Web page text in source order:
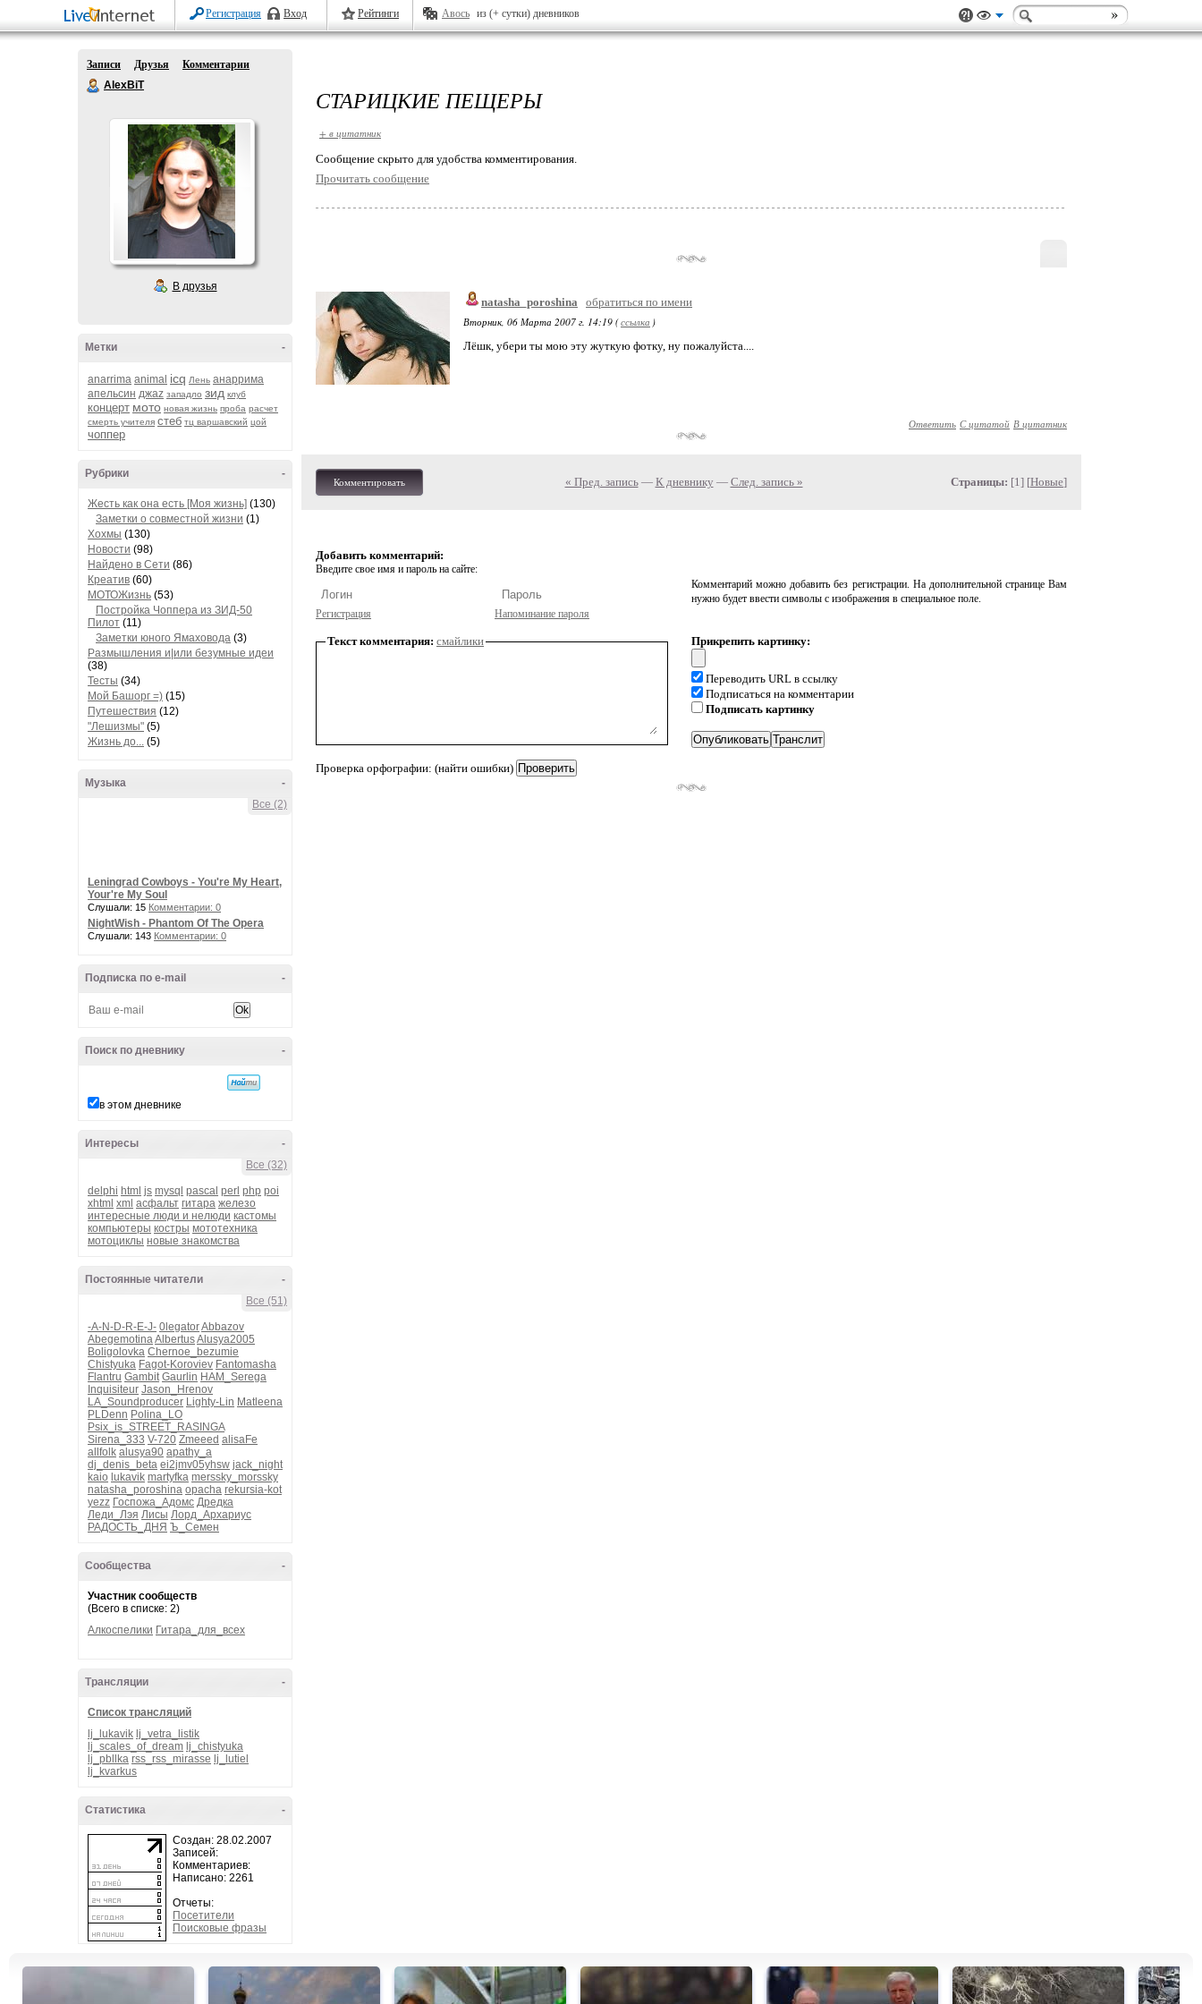
Регистрация Вход Рейтинги Авось из (+ сутки) дневников
Записи Друзья
Комментарии
AlexBiT
В друзья
-
Метки
anarrima animal icq Лень анаррима
апельсин джаz западло зид клуб
концерт мото новая жизнь проба расчет
смерть учителя стеб тц варшавский цой
чоппер
-
Рубрики
Жесть как она есть [Моя жизнь] (130)
Заметки о совместной жизни (1)
Хохмы (130)
Новости (98)
Найдено в Сети (86)
Креатив (60)
МОТОЖизнь (53)
Постройка Чоппера из ЗИД-50
Пилот (11)
Заметки юного Ямаховода (3)
Размышления и|или безумные идеи
(38)
Тесты (34)
Мой Башорг =) (15)
Путешествия (12)
"Лешизмы" (5)
Жизнь до... (5)
-
Музыка
Все (2)
Leningrad Cowboys - You're My Heart,
Your're My Soul
Слушали: 15 Комментарии: 0
NightWish - Phantom Of The Opera
Слушали: 143 Комментарии: 0
-
Подписка по e-mail
-
Поиск по дневнику
в этом дневнике
-
Интересы
Все (32)
delphi html js mysql pascal perl php poi
xhtml xml асфальт гитара железо
интересные люди и нелюди кастомы
компьютеры костры мототехника
мотоциклы новые знакомства
-
Постоянные читатели
Все (51)
-A-N-D-R-E-J- 0legatorAbbazov
AbegemotinaAlbertusAlusya2005
Boligolovka Chernoe_bezumie
Chistyuka Fagot-Koroviev Fantomasha
Flantru Gambit Gaurlin HAM_Serega
Inquisiteur Jason_Hrenov
LA_Soundproducer Lighty-Lin Matleena
PLDenn Polina_LO
Psix_is_STREET_RASINGA
Sirena_333 V-720 Zmeeed alisaFe
allfolk alusya90 apathy_a
dj_denis_beta ei2jmv05yhsw jack_night
kaio lukavik martyfka merssky_morssky
natasha_poroshina opacha rekursia-kot
yezz Госпожа_Адомс Дредка
Леди_Лэя Лисы Лорд_Архариус
РАДОСТЬ_ДНЯ Ъ_Семен
-
Сообщества
Участник сообществ
(Всего в списке: 2)
Алкоспелики Гитара_для_всех
-
Трансляции
Список трансляций
lj_lukavik lj_vetra_listik
lj_scales_of_dream lj_chistyuka
lj_pbllka rss_rss_mirasse lj_lutiel
lj_kvarkus
-
Статистика
Создан: 28.02.2007
Записей:
Комментариев:
Написано: 2261
Отчеты:
Посетители
Поисковые фразы
СТАРИЦКИЕ ПЕЩЕРЫ
+ в цитатник
Cообщение скрыто для удобства комментирования.
Прочитать сообщение
natasha_poroshina
обратиться по имени
Вторник, 06 Марта 2007 г. 14:19 (ссылка )
Лёшк, убери ты мою эту жуткую фотку, ну пожалуйста....
Ответить С цитатой В цитатник
Комментировать « Пред. запись— К дневнику — След. запись » Страницы: [1] [Новые]
Добавить комментарий:
Введите свое имя и пароль на сайте:
Регистрация Напоминание пароля
Комментарий можно добавить без регистрации. На дополнительной странице Вам
нужно будет ввести символы с изображения в специальное поле.
Текст комментария: смайлики
Проверка орфографии: (найти ошибки)
Прикрепить картинку:
Переводить URL в ссылку
Подписаться на комментарии
Подписать картинку